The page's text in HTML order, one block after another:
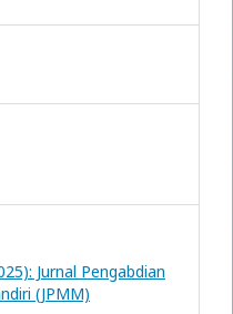
Jurnal Pengabdian
(JPMM)